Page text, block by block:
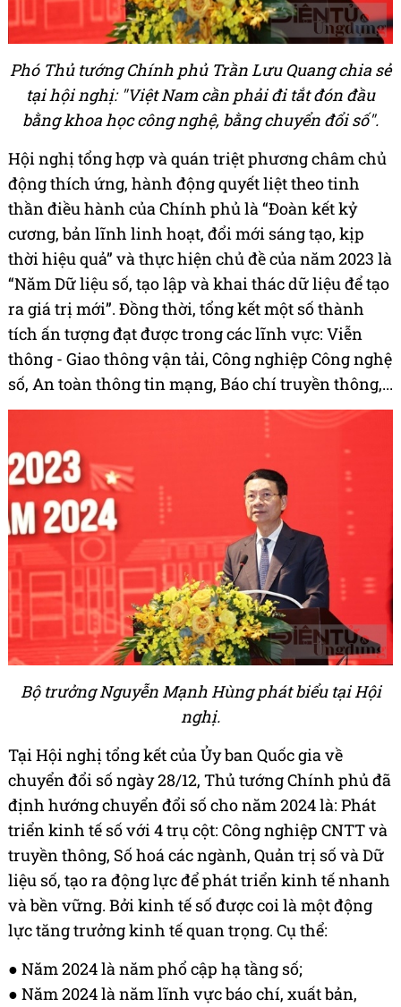
Phó Thủ tướng Chính phủ Trần Lưu Quang chia sẻ
tại hội nghị: "Việt Nam cần phải đi tắt đón đầu
bằng khoa học công nghệ, bằng chuyển đổi số".
Hội nghị tổng hợp và quán triệt phương châm chủ
động thích ứng, hành động quyết liệt theo tinh
thần điều hành của Chính phủ là “Đoàn kết kỷ
cương, bản lĩnh linh hoạt, đổi mới sáng tạo, kịp
thời hiệu quả” và thực hiện chủ đề của năm 2023 là
“Năm Dữ liệu số, tạo lập và khai thác dữ liệu để tạo
ra giá trị mới”. Đồng thời, tổng kết một số thành
tích ấn tượng đạt được trong các lĩnh vực: Viễn
thông - Giao thông vận tải, Công nghiệp Công nghệ
số, An toàn thông tin mạng, Báo chí truyền thông,...
Bộ trưởng Nguyễn Mạnh Hùng phát biểu tại Hội
nghị.
Tại Hội nghị tổng kết của Ủy ban Quốc gia về
chuyển đổi số ngày 28/12, Thủ tướng Chính phủ đã
định hướng chuyển đổi số cho năm 2024 là: Phát
triển kinh tế số với 4 trụ cột: Công nghiệp CNTT và
truyền thông, Số hoá các ngành, Quản trị số và Dữ
liệu số, tạo ra động lực để phát triển kinh tế nhanh
và bền vững. Bởi kinh tế số được coi là một động
lực tăng trưởng kinh tế quan trọng. Cụ thể:
● Năm 2024 là năm phổ cập hạ tầng số;
● Năm 2024 là năm lĩnh vực báo chí, xuất bản,